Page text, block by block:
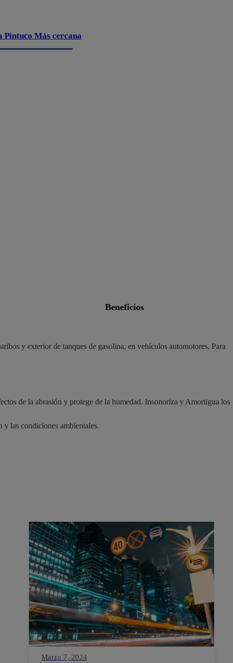
Pintuco Más cercana
beneficios
y exterior de tanques de gasolina, en vehículos automotores. Para
de la abrasión y protege de la humedad. Insonoriza y Amortigua los
las condiciones ambientales.
Marzo 7, 2024